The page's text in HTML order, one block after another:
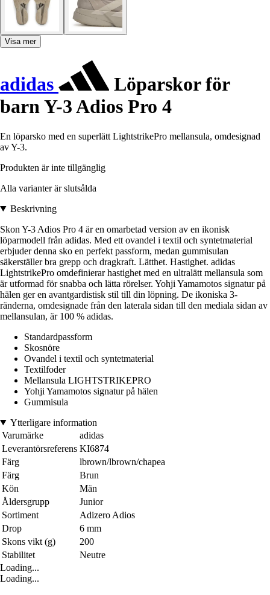
Visa mer
adidas
Löparskor för
barn Y-3 Adios Pro 4
En löparsko med en superlätt LightstrikePro mellansula, omdesignad
av Y-3.
Produkten är inte tillgänglig
Alla varianter är slutsålda
Beskrivning
Skon Y-3 Adios Pro 4 är en omarbetad version av en ikonisk
löparmodell från adidas. Med ett ovandel i textil och syntetmaterial
erbjuder denna sko en perfekt passform, medan gummisulan
säkerställer bra grepp och dragkraft. Lätthet. Hastighet. adidas
LightstrikePro omdefinierar hastighet med en ultralätt mellansula som
är utformad för snabba och lätta rörelser. Yohji Yamamotos signatur på
hälen ger en avantgardistisk stil till din löpning. De ikoniska 3-
ränderna, omdesignade från den laterala sidan till den mediala sidan av
mellansulan, är 100 % adidas.
Standardpassform
Skosnöre
Ovandel i textil och syntetmaterial
Textilfoder
Mellansula LIGHTSTRIKEPRO
Yohji Yamamotos signatur på hälen
Gummisula
Ytterligare information
Varumärke
adidas
Leverantörsreferens KI6874
Färg
lbrown/lbrown/chapea
Färg
Brun
Kön
Män
Åldersgrupp
Junior
Sortiment
Adizero Adios
Drop
6 mm
Skons vikt (g)
200
Stabilitet
Neutre
Loading...
Loading...